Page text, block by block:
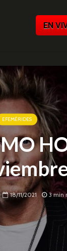
EN
EFEMÉRIDES
18/11/2021 3 min